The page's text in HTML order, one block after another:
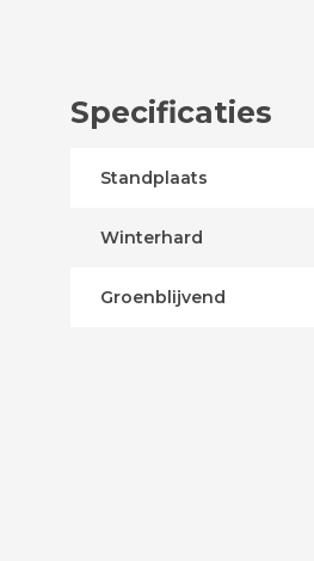
Specificaties
Standplaats
Winterhard
Groenblijvend